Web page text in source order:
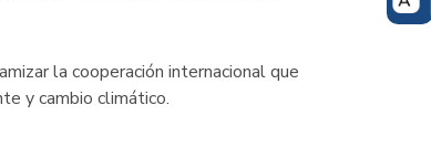
la cooperación internacional que
y cambio climático.